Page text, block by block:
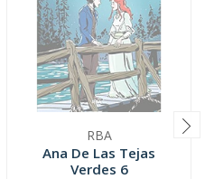
RBA
Ana De Las Tejas
Verdes 6